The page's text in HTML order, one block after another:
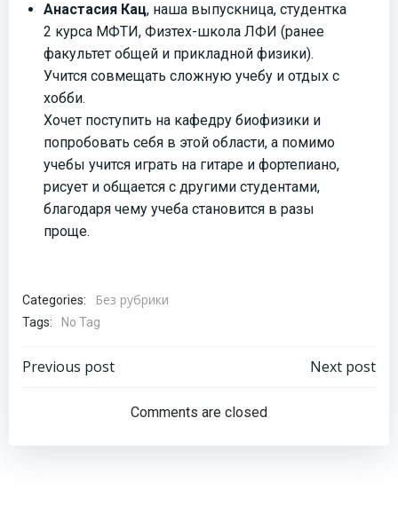
Анастасия Кац, наша выпускница, студентка
2 курса МФТИ, Физтех-школа ЛФИ (ранее
факультет общей и прикладной физики).
Учится совмещать сложную учебу и отдых с
хобби.
Хочет поступить на кафедру биофизики и
попробовать себя в этой области, а помимо
учебы учится играть на гитаре и фортепиано,
рисует и общается с другими студентами,
благодаря чему учеба становится в разы
проще.
Categories: Без рубрики
Tags: No Tag
Навигация
записям
Previous post
Навигация
по
записям
Next post
Comments are closed